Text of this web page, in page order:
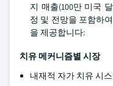
지 매출(100만 미국
정 및 전망을 포함하
을 제공합니다:
치유 메커니즘별 시장
내재적 자가 치유 시